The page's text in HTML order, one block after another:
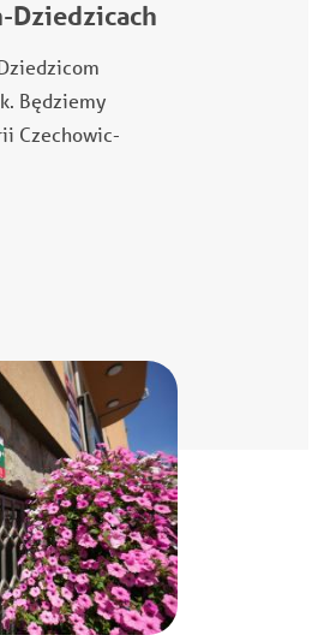
Dziedzicach
Będziemy
Czechowic-